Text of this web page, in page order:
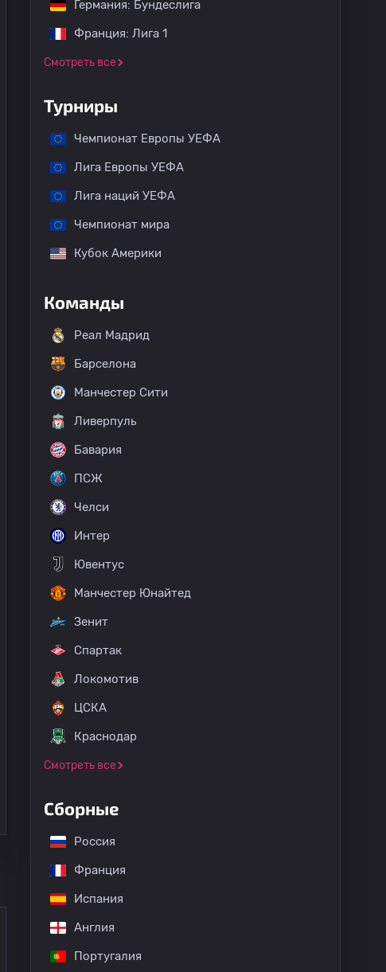
Германия: Бундеслига
Франция: Лига 1
Смотреть все
Турниры
Чемпионат Европы УЕФА
Лига Европы УЕФА
Лига наций УЕФА
Чемпионат мира
Кубок Америки
Команды
Реал Мадрид
Барселона
Манчестер Сити
Ливерпуль
Бавария
ПСЖ
Челси
Интер
Ювентус
Манчестер Юнайтед
Зенит
Спартак
Локомотив
ЦСКА
Краснодар
Смотреть все
Сборные
Россия
Франция
Испания
Англия
Португалия